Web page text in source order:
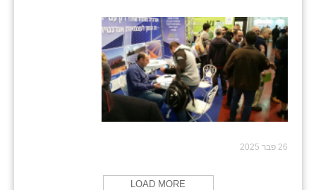
26 פבר 2025
LOAD MORE